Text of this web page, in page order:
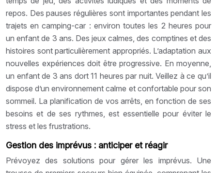
repos. Des pauses régulières sont importantes pendant les
trajets en camping-car : environ toutes les 2 heures pour
un enfant de 3 ans. Des jeux calmes, des comptines et des
histoires sont particulièrement appropriés. L’adaptation aux
nouvelles expériences doit être progressive. En moyenne,
un enfant de 3 ans dort 11 heures par nuit. Veillez à ce qu’il
dispose d’un environnement calme et confortable pour son
sommeil. La planification de vos arrêts, en fonction de ses
besoins et de ses rythmes, est essentielle pour éviter le
stress et les frustrations.
Gestion des imprévus : anticiper et réagir
Prévoyez des solutions pour gérer les imprévus. Une